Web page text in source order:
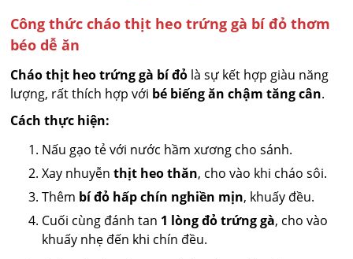
Công thức cháo thịt heo trứng gà bí đỏ thơm
béo dễ ăn
Cháo thịt heo trứng gà bí đỏ là sự kết hợp giàu năng
lượng, rất thích hợp với bé biếng ăn chậm tăng cân.
Cách thực hiện:
Nấu gạo tẻ với nước hầm xương cho sánh.
Xay nhuyễnthịt heo thăn, cho vào khi cháo sôi.
Thêm bí đỏ hấp chín nghiền mịn, khuấy đều.
Cuối cùng đánh tan 1 lòng đỏ trứng gà, cho vào
khuấy nhẹ đến khi chín đều.